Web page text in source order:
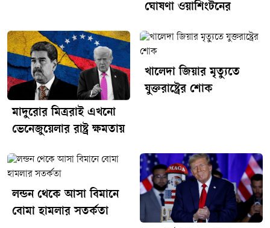
ঘোষণা ওয়াশিংটনের
মাদুরোর মিত্ররাই এখনো
ভেনেজুয়েলার রাষ্ট্র ক্ষমতায়
খালেদা জিয়ার মৃত্যুতে
যুক্তরাষ্ট্রের শোক
লন্ডন থেকে আসা বিমানে
বোমা হামলার সতর্কতা